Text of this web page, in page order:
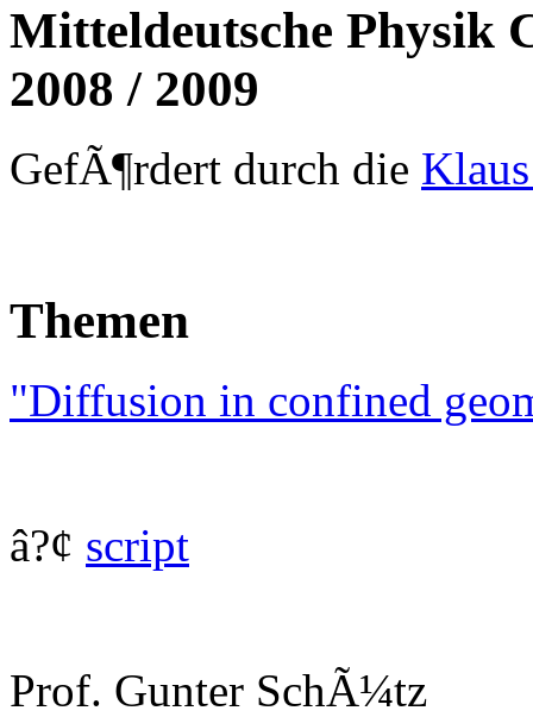
Mitteldeutsche Physik
2008 / 2009
GefÃ¶rdert durch die
Themen
"Diffusion in confined
â?¢ script
Prof. Gunter SchÃ¼tz